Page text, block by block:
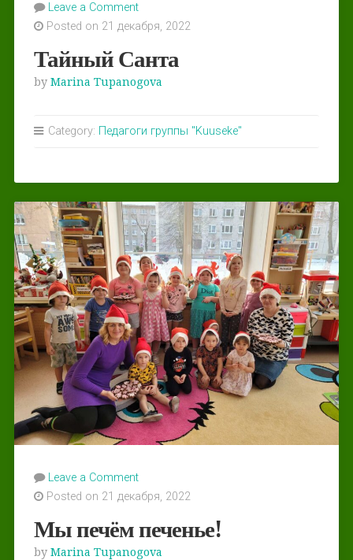
Leave a Comment
Posted on 21 декабря, 2022
Тайный Санта
by Marina Tupanogova
Category: Педагоги группы "Kuuseke"
Leave a Comment
Posted on 21 декабря, 2022
Мы печём печенье!
by Marina Tupanogova